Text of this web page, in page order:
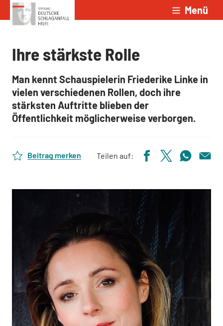
Zum Inhalt springen Menü
Ihre stärkste Rolle
Man kennt Schauspielerin Friederike Linke in
vielen verschiedenen Rollen, doch ihre
stärksten Auftritte blieben der
Öffentlichkeit möglicherweise verborgen.
Beitrag merken Teilen auf: